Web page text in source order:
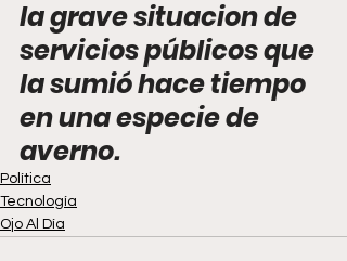
la grave situacion de
servicios públicos que
la sumió hace tiempo
en una especie de
averno.
Política
Tecnología
Ojo Al Día